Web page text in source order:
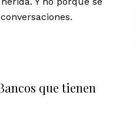
que tienen